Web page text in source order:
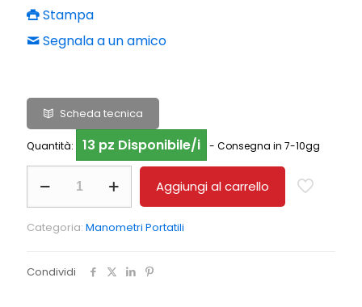
Stampa
Segnala a un amico
Scheda tecnica
Quantità: 13 pz Disponibile/i - Consegna in 7-10gg
per
pressione
PME
quantità
Aggiungi al carrello
Categoria: Manometri Portatili
Condividi